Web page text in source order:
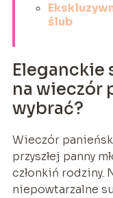
ślub
Eleganckie
na wieczór
wybrać?
Wieczór
przyszłej panny
członkiń rodziny.
niepowtarzalne